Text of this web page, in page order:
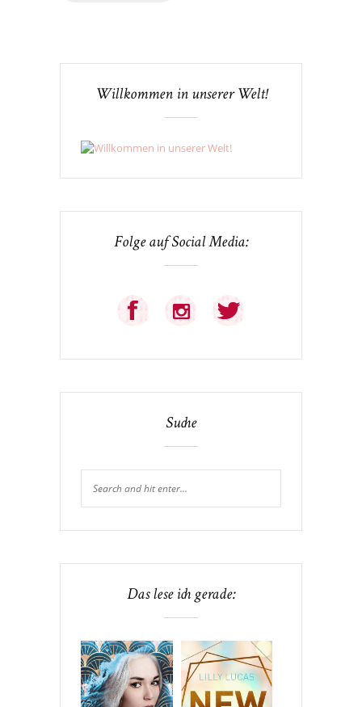
Willkommen in unserer Welt!
Folge auf Social Media:
Suche
Das lese ich gerade: